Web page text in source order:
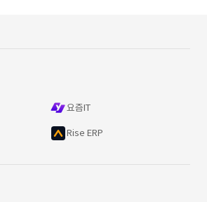
요즘IT
Rise ERP